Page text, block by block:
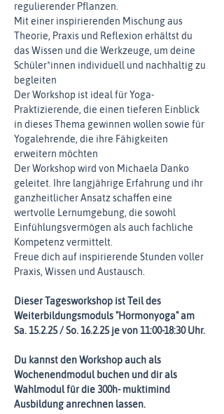
regulierender Pflanzen.
Mit einer inspirierenden Mischung aus
Theorie, Praxis und Reflexion erhältst du
das Wissen und die Werkzeuge, um deine
Schüler*innen individuell und nachhaltig zu
begleiten
Der Workshop ist ideal für Yoga-
Praktizierende, die einen tieferen Einblick
in dieses Thema gewinnen wollen sowie für
Yogalehrende, die ihre Fähigkeiten
erweitern möchten
Der Workshop wird von Michaela Danko
geleitet. Ihre langjährige Erfahrung und ihr
ganzheitlicher Ansatz schaffen eine
wertvolle Lernumgebung, die sowohl
Einfühlungsvermögen als auch fachliche
Kompetenz vermittelt.
Freue dich auf inspirierende Stunden voller
Praxis, Wissen und Austausch.
Dieser Tagesworkshop ist Teil des
Weiterbildungsmoduls "Hormonyoga" am
Sa. 15.2.25 / So. 16.2.25 je von 11:00-18:30 Uhr.
Du kannst den Workshop auch als
Wochenendmodul buchen und dir als
Wahlmodul für die 300h- muktimind
Ausbildung anrechnen lassen.